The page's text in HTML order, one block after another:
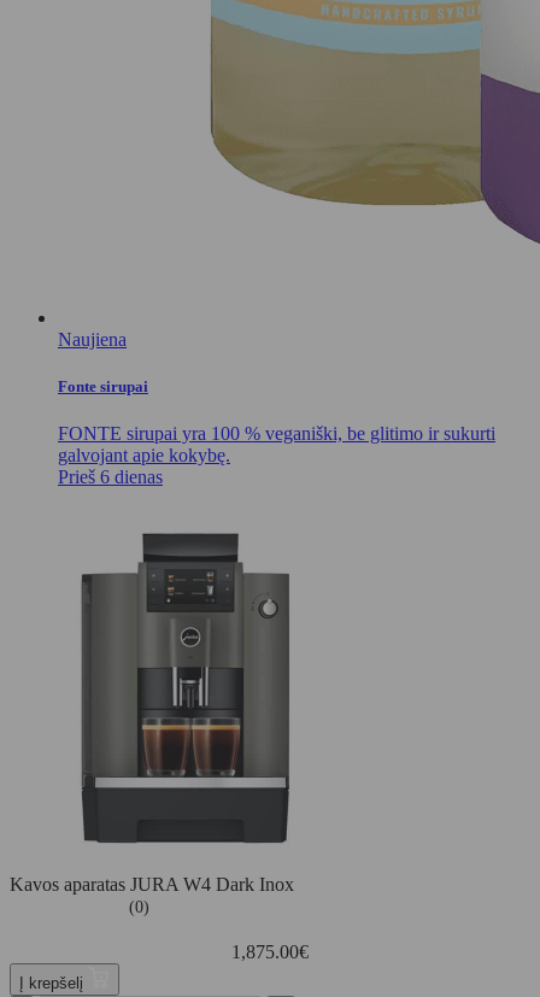
Naujiena
Fonte sirupai
FONTE sirupai yra 100 % veganiški, be glitimo ir sukurti
galvojant apie kokybę.
Prieš 6 dienas
Kavos aparatas JURA W4 Dark Inox
(0)
1,875.00€
Į krepšelį